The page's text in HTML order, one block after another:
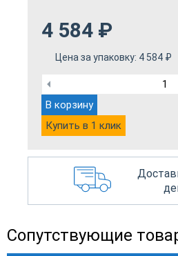
4 584 ₽
Цена за упаковку: 4 584 ₽
В корзину
Купить в 1 клик
Сопутствующие